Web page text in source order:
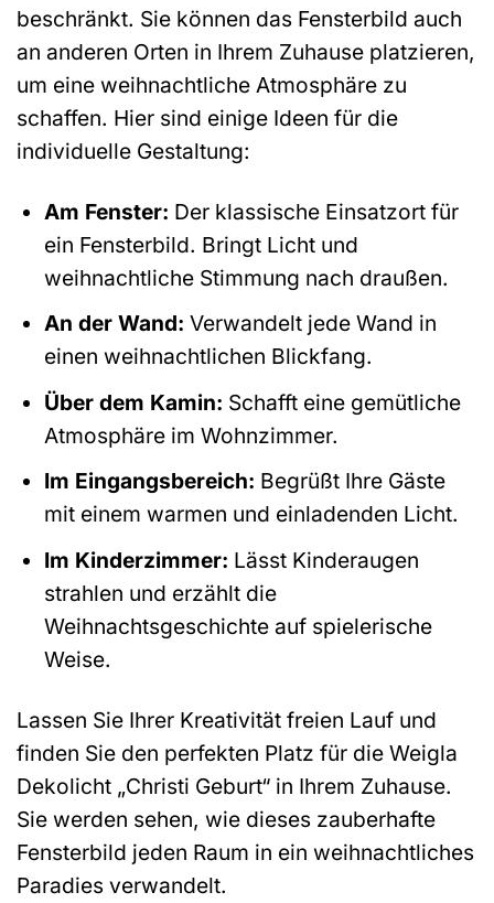
beschränkt. Sie können das Fensterbild auch
an anderen Orten in Ihrem Zuhause platzieren,
um eine weihnachtliche Atmosphäre zu
schaffen. Hier sind einige Ideen für die
individuelle Gestaltung:
Am Fenster: Der klassische Einsatzort für
ein Fensterbild. Bringt Licht und
weihnachtliche Stimmung nach draußen.
An der Wand: Verwandelt jede Wand in
einen weihnachtlichen Blickfang.
Über dem Kamin: Schafft eine gemütliche
Atmosphäre im Wohnzimmer.
Im Eingangsbereich: Begrüßt Ihre Gäste
mit einem warmen und einladenden Licht.
Im Kinderzimmer: Lässt Kinderaugen
strahlen und erzählt die
Weihnachtsgeschichte auf spielerische
Weise.
Lassen Sie Ihrer Kreativität freien Lauf und
finden Sie den perfekten Platz für die Weigla
Dekolicht „Christi Geburt“ in Ihrem Zuhause.
Sie werden sehen, wie dieses zauberhafte
Fensterbild jeden Raum in ein weihnachtliches
Paradies verwandelt.